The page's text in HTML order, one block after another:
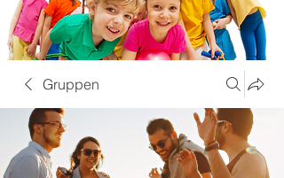
Gruppen